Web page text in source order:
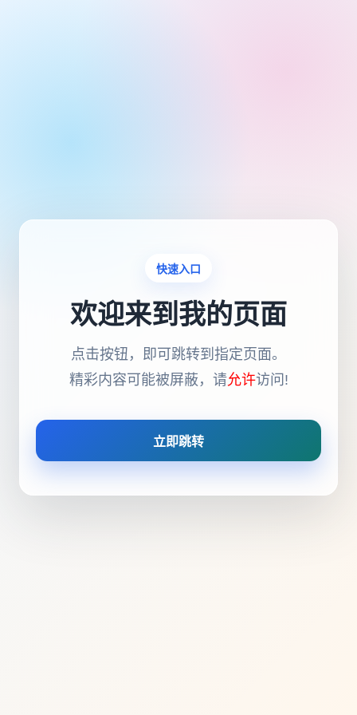
快速入口
欢迎来到我的页面
点击按钮，即可跳转到指定页面。
精彩内容可能被屏蔽，请允许访问!
立即跳转